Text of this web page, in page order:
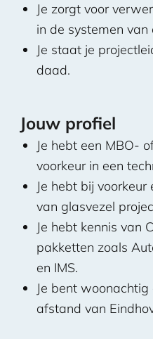
Je zorgt voor
in de systemen
Je staat je
daad.
Jouw profiel
Je hebt een MBO-
voorkeur in een
Je hebt bij
van glasvezel
Je hebt kennis van
pakketten zoals
en IMS.
Je bent
afstand van